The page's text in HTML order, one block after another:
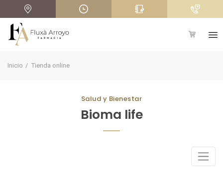
Inicio Tienda online
Salud y Bienestar
Bioma life